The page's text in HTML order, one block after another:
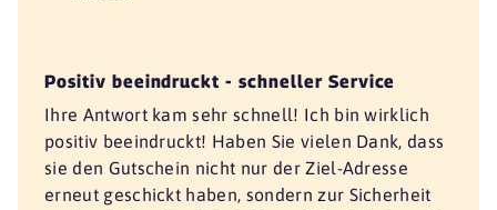
Positiv beeindruckt - schneller Service
Ihre Antwort kam sehr schnell! Ich bin wirklich
positiv beeindruckt! Haben Sie vielen Dank, dass
sie den Gutschein nicht nur der Ziel-Adresse
erneut geschickt haben, sondern zur Sicherheit